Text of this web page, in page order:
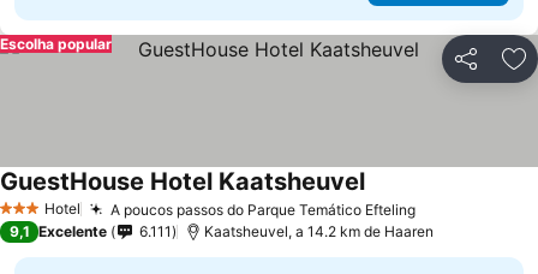
Partilhar
Escolha popular
3 EstrelasHotel A poucos passos do Parque Temático Efteling
GuestHouse Hotel Kaatsheuvel
9,1 Excelente 6.111 Kaatsheuvel, a 14.2 km de Haaren